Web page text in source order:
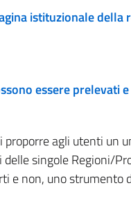
istituzionale
essere prelevati
agli utenti
singole Regioni/
non, uno